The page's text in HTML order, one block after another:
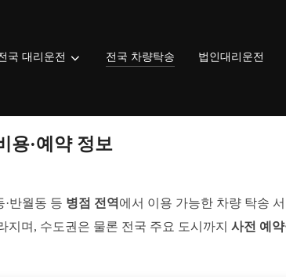
국 대리운전 전국 차량탁송 법인대리운전
용·예약 정보
·반월동 등 병점 전역 에서 이용 가능한 차량 탁송
지며, 수도권은 물론 전국 주요 도시까지 사전 예